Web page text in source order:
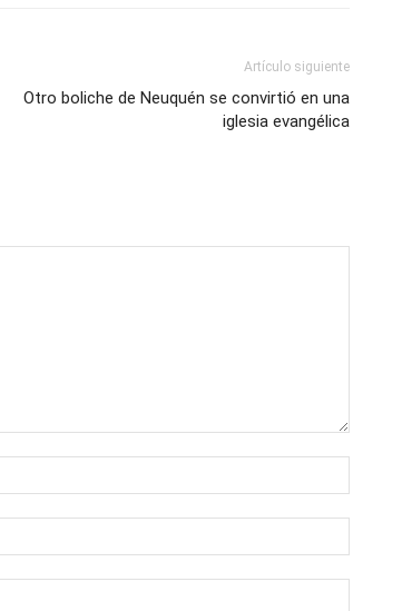
Artículo siguiente
Otro boliche de Neuquén se convirtió en una
iglesia evangélica